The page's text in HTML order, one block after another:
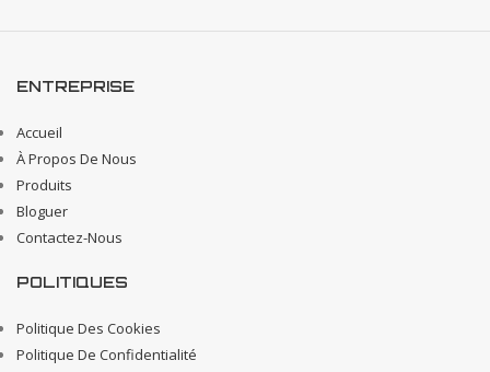
ENTREPRISE
Accueil
À Propos De Nous
Produits
Bloguer
Contactez-Nous
POLITIQUES
Politique Des Cookies
Politique De Confidentialité